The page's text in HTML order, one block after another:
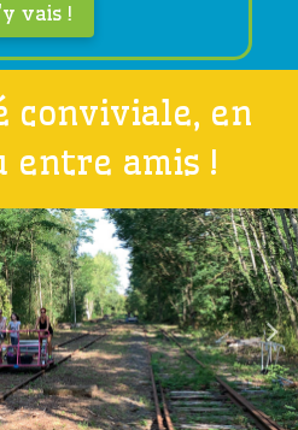
vais !
conviviale, en
entre amis !